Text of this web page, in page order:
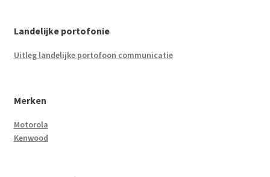
Landelijke portofonie
Uitleg landelijke portofoon communicatie
Merken
Motorola
Kenwood